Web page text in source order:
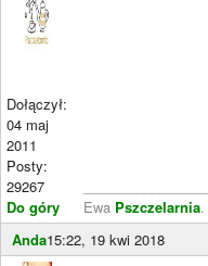
Dołączył:
04 maj
2011
Posty:
29267
Do góry
Ewa Pszczelarnia.
Anda15:22, 19 kwi 2018